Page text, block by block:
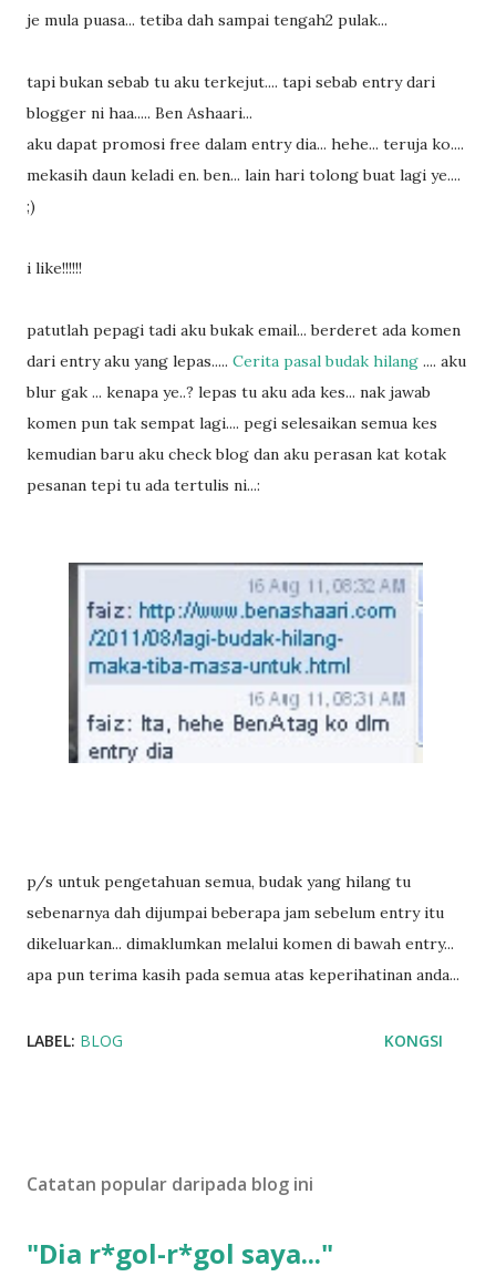
je mula puasa... tetiba dah sampai tengah2 pulak...
tapi bukan sebab tu aku terkejut.... tapi sebab entry dari
blogger ni haa..... Ben Ashaari...
aku dapat promosi free dalam entry dia... hehe... teruja ko....
mekasih daun keladi en. ben... lain hari tolong buat lagi ye....
;)
i like!!!!!!
patutlah pepagi tadi aku bukak email... berderet ada komen
dari entry aku yang lepas..... Cerita pasal budak hilang .... aku
blur gak ... kenapa ye..? lepas tu aku ada kes... nak jawab
komen pun tak sempat lagi.... pegi selesaikan semua kes
kemudian baru aku check blog dan aku perasan kat kotak
pesanan tepi tu ada tertulis ni...:
p/s untuk pengetahuan semua, budak yang hilang tu
sebenarnya dah dijumpai beberapa jam sebelum entry itu
dikeluarkan... dimaklumkan melalui komen di bawah entry...
apa pun terima kasih pada semua atas keperihatinan anda...
LABEL: BLOG KONGSI
Catatan popular daripada blog ini
"Dia r*gol-r*gol saya..."